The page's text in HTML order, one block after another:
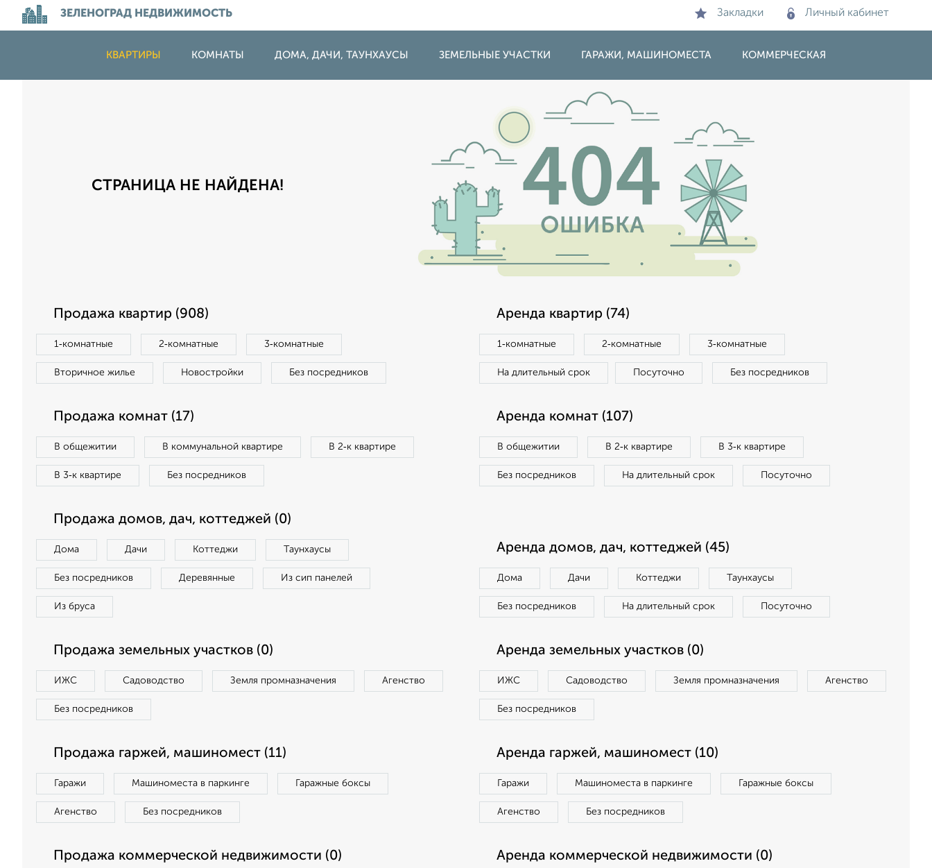
ЗЕЛЕНОГРАД НЕДВИЖИМОСТЬ Закладки Личный кабинет
КВАРТИРЫ КОМНАТЫ ДОМА, ДАЧИ, ТАУНХАУСЫ ЗЕМЕЛЬНЫЕ УЧАСТКИ ГАРАЖИ, МАШИНОМЕСТА КОММЕРЧЕСКАЯ
СТРАНИЦА НЕ НАЙДЕНА!
Продажа квартир (908)
1‑комнатные 2‑комнатные 3‑комнатные
Вторичное жилье Новостройки Без посредников
Аренда квартир (74)
1‑комнатные 2‑комнатные 3‑комнатные
На длительный срок Посуточно Без посредников
Продажа комнат (17)
В общежитии В коммунальной квартире В 2‑к квартире
В 3‑к квартире Без посредников
Аренда комнат (107)
В общежитии В 2‑к квартире В 3‑к квартире
Без посредников На длительный срок Посуточно
Продажа домов, дач, коттеджей (0)
Дома Дачи Коттеджи Таунхаусы
Без посредников Деревянные Из сип панелей
Из бруса
Аренда домов, дач, коттеджей (45)
Дома Дачи Коттеджи Таунхаусы
Без посредников На длительный срок Посуточно
Продажа земельных участков (0)
ИЖС Садоводство Земля промназначения Агенство
Без посредников
Аренда земельных участков (0)
ИЖС Садоводство Земля промназначения Агенство
Без посредников
Продажа гаржей, машиномест (11)
Гаражи Машиноместа в паркинге Гаражные боксы
Агенство Без посредников
Аренда гаржей, машиномест (10)
Гаражи Машиноместа в паркинге Гаражные боксы
Агенство Без посредников
Продажа коммерческой недвижимости (0) Аренда коммерческой недвижимости (0)